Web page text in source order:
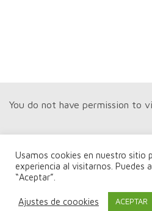
You do not have permission to
You do not have permission to
Usamos cookies en nuestro sitio
experiencia al visitarnos. Puedes
“Aceptar”.
Ajustes de coookies ACEPTAR